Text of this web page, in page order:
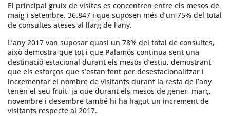
El principal gruix de visites es concentren entre els mesos de
maig i setembre, 36.847 i que suposen més d’un 75% del total
de consultes ateses al llarg de l’any.
L’any 2017 van suposar quasi un 78% del total de consultes,
això demostra que tot i que Palamós continua sent una
destinació estacional durant els mesos d’estiu, demostrant
que els esforços que s’estan fent per desestacionalitzar i
incrementar el nombre de visitants durant la resta de l’any
tenen el seu fruit, ja que durant els mesos de gener, març,
novembre i desembre també hi ha hagut un increment de
visitants respecte al 2017.